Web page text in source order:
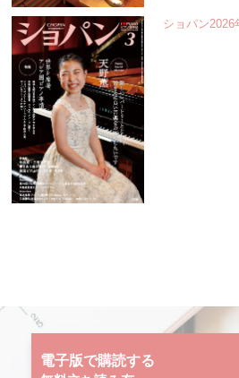
ショパン2026
電子版で購読する